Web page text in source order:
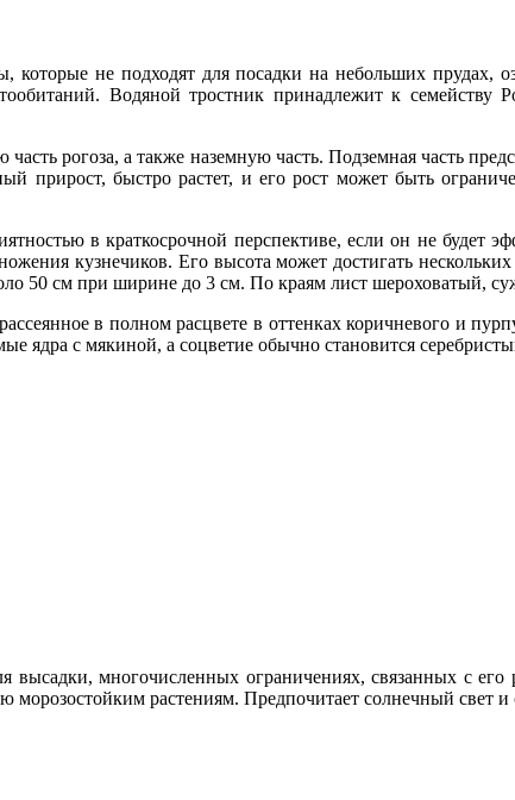
не подходят для посадки на небольших прудах,
Водяной тростник принадлежит к семейству
рогоза, а также наземную часть. Подземная часть
прирост, быстро растет, и его рост может быть
в краткосрочной перспективе, если он не будет
кузнечиков. Его высота может достигать
50 см при ширине до 3 см. По краям лист шероховатый,
в полном расцвете в оттенках коричневого и
ядра с мякиной, а соцветие обычно становится
высадки, многочисленных ограничениях, связанных с
морозостойким растениям. Предпочитает солнечный свет и